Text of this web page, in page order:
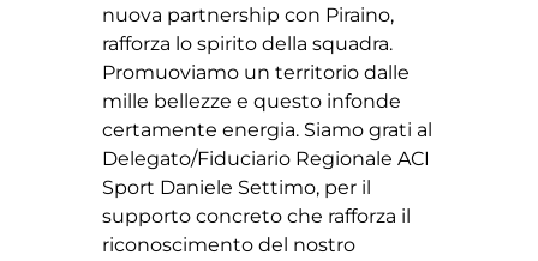
nuova partnership con Piraino,
rafforza lo spirito della squadra.
Promuoviamo un territorio dalle
mille bellezze e questo infonde
certamente energia. Siamo grati al
Delegato/Fiduciario Regionale ACI
Sport Daniele Settimo, per il
supporto concreto che rafforza il
riconoscimento del nostro